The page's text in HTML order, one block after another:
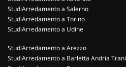
StudiArredamento a Salerno
StudiArredamento a Torino
StudiArredamento a Udine
StudiArredamento a Arezzo
StudiArredamento a Barletta Andria Trani